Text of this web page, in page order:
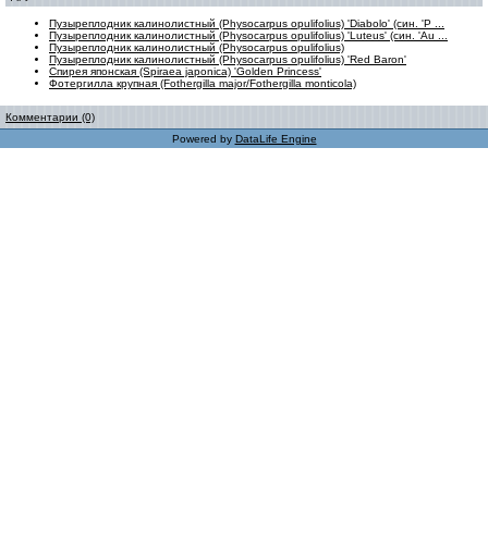
Пузыреплодник калинолистный (Physocarpus opulifolius) 'Diabolo' (син. 'P ...
Пузыреплодник калинолистный (Physocarpus opulifolius) 'Luteus' (син. 'Au ...
Пузыреплодник калинолистный (Physocarpus opulifolius)
Пузыреплодник калинолистный (Physocarpus opulifolius) 'Red Baron'
Спирея японская (Spiraea japonica) 'Golden Princess'
Фотергилла крупная (Fothergilla major/Fothergilla monticola)
Комментарии (0)
Powered by DataLife Engine